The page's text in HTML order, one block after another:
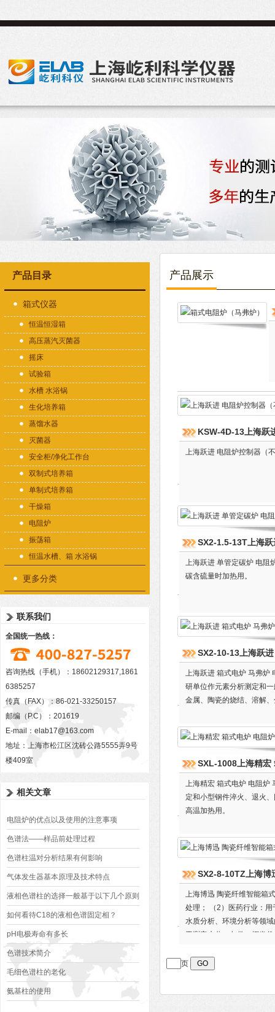
产品目录
箱式仪器
恒温恒湿箱
高压蒸汽灭菌器
摇床
试验箱
水槽 水浴锅
生化培养箱
蒸馏水器
灭菌器
安全柜/净化工作台
双制式培养箱
单制式培养箱
干燥箱
电阻炉
振荡箱
恒温水槽、箱 水浴锅
更多分类
联系我们
全国统一热线：
咨询热线（手机）：18602129317,1861
6385257
传真（FAX）：86-021-33250157
邮编（P.C）：201619
E-mail： elab17@163.com
地址：上海市松江区沈砖公路5555弄9号
楼409室
相关文章
电阻炉的优点以及使用的注意事项
色谱法——样品前处理过程
色谱柱温对分析结果有何影响
气体发生器基本原理及技术特点
液相色谱柱的选择一般基于以下几个原则
如何看待C18的液相色谱固定相？
pH电极寿命有多长
色谱技术简介
毛细色谱柱的老化
氨基柱的使用
产品展示
KSW-4D-13上海跃
上海跃进 电阻炉控制器（
SX2-1.5-13T上海
上海跃进 单管定碳炉 电阻
碳含硫量时加热用。
SX2-10-13上海跃
上海跃进 箱式电炉 马弗炉
研单位作元素分析测定和
金属、陶瓷的烧结、溶解
SXL-1008上海精宏
上海精宏 箱式电炉 电阻炉
定和小型钢件淬火、退火
高温加热用。
SX2-8-10TZ上海博
上海博迅 陶瓷纤维智能箱
处理； （2）医药行业：
水质分析、环境分析等领
于测定水分、灰份、挥发
页